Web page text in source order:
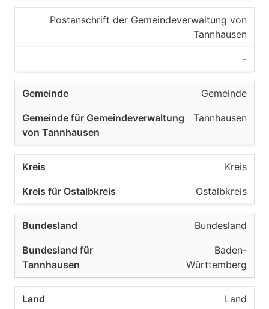
Postanschrift der Gemeindeverwaltung von
Tannhausen
-
Gemeinde
Tannhausen
Kreis
Ostalbkreis
Bundesland
Baden-
Württemberg
Land